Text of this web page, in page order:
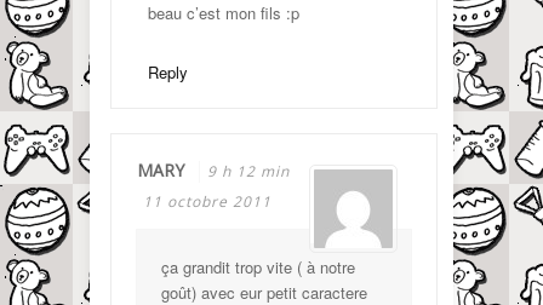
beau c’est mon fils :p
Reply
MARY
9 h 12 min
11 octobre 2011
ça grandit trop vite ( à notre
goût) avec eur petit caractere